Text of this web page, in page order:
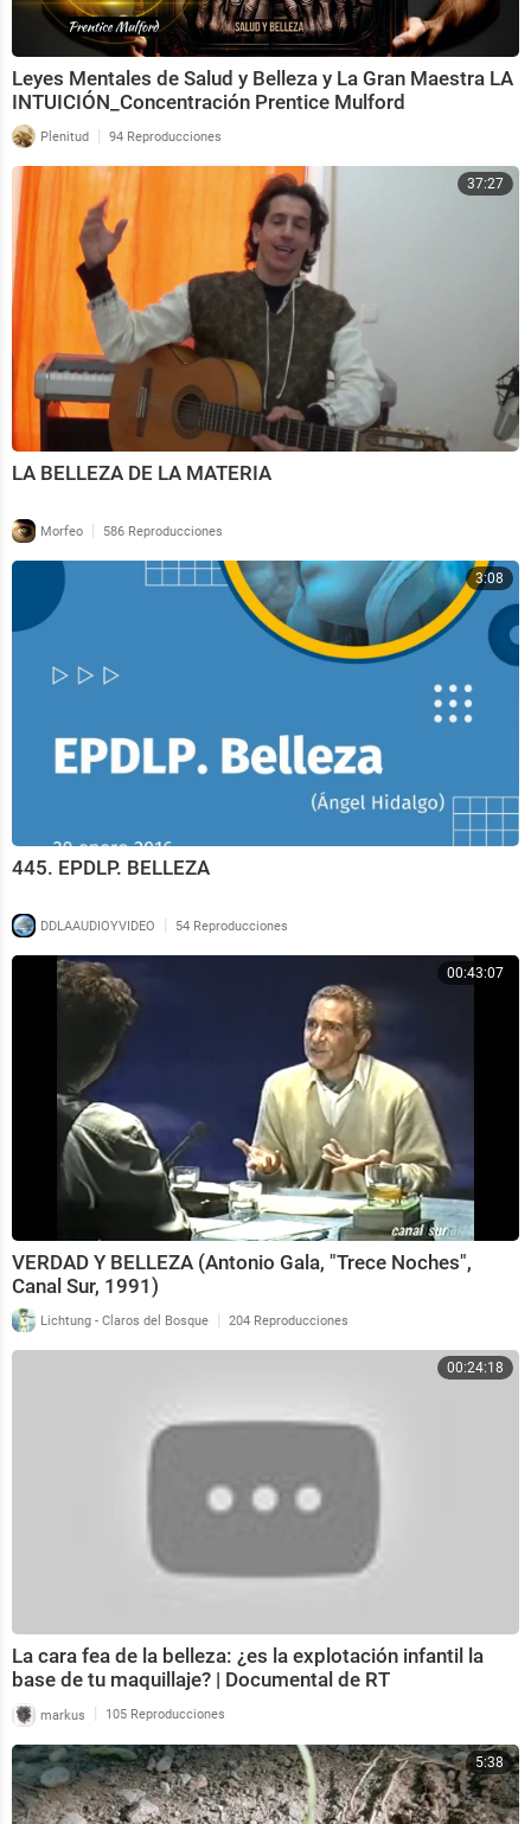
Leyes Mentales de Salud y Belleza y La Gran Maestra LA
INTUICIÓN_Concentración Prentice Mulford
Plenitud | 94 Reproducciones
37:27
LA BELLEZA DE LA MATERIA
Morfeo | 586 Reproducciones
3:08
445. EPDLP. BELLEZA
DDLAAUDIOYVIDEO | 54 Reproducciones
00:43:07
VERDAD Y BELLEZA (Antonio Gala, "Trece Noches",
Canal Sur, 1991)
Lichtung - Claros del Bosque | 204 Reproducciones
00:24:18
La cara fea de la belleza: ¿es la explotación infantil la
base de tu maquillaje? | Documental de RT
markus | 105 Reproducciones
5:38